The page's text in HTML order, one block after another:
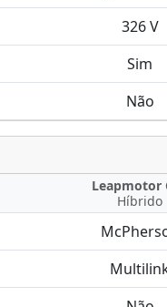
326 V
Sim
Não
Leapmotor
Híbrido